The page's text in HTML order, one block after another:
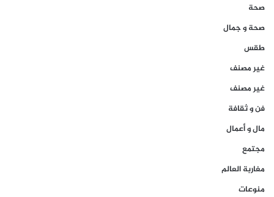
صحة
صحة و جمال
طقس
غير مصنف
غير مصنف
فن و ثقافة
مال و أعمال
مجتمع
مغاربة العالم
منوعات